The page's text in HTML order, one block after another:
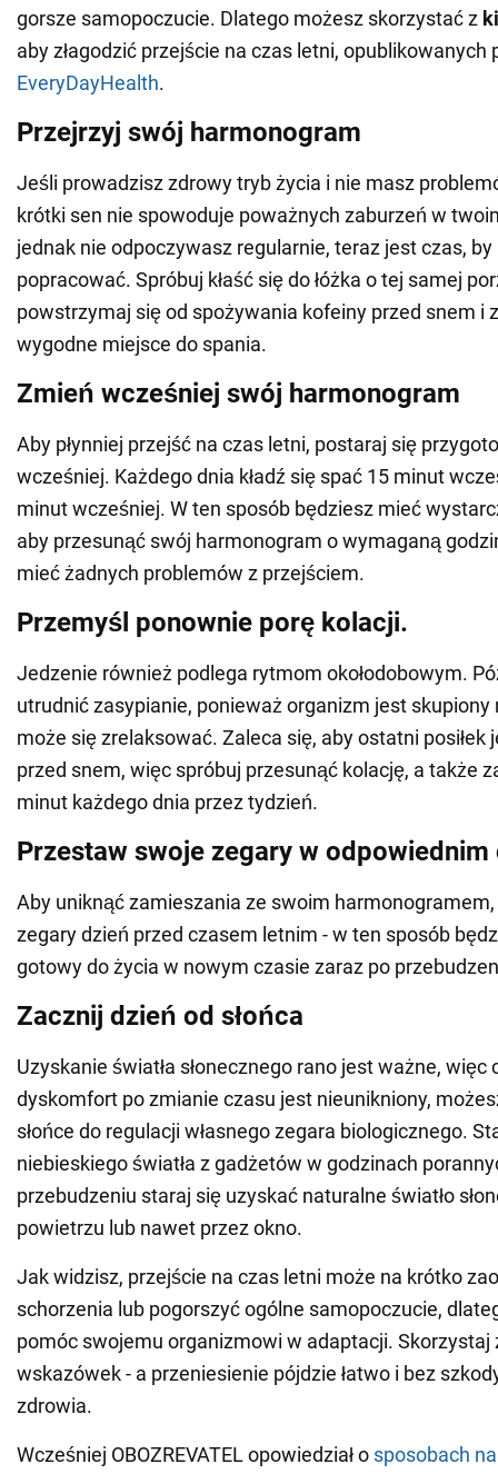
gorsze samopoczucie. Dlatego możesz skorzystać z
aby złagodzić przejście na czas letni, opublikowanych
EveryDayHealth.
Przejrzyj swój harmonogram
Jeśli prowadzisz zdrowy tryb życia i nie masz
krótki sen nie spowoduje poważnych zaburzeń w
jednak nie odpoczywasz regularnie, teraz jest czas,
popracować. Spróbuj kłaść się do łóżka o tej samej
powstrzymaj się od spożywania kofeiny przed snem i
wygodne miejsce do spania.
Zmień wcześniej swój harmonogram
Aby płynniej przejść na czas letni, postaraj się
wcześniej. Każdego dnia kładź się spać 15 minut
minut wcześniej. W ten sposób będziesz mieć
aby przesunąć swój harmonogram o wymaganą
mieć żadnych problemów z przejściem.
Przemyśl ponownie porę kolacji.
Jedzenie również podlega rytmom okołodobowym.
utrudnić zasypianie, ponieważ organizm jest skupiony
może się zrelaksować. Zaleca się, aby ostatni posiłek
przed snem, więc spróbuj przesunąć kolację, a także
minut każdego dnia przez tydzień.
Przestaw swoje zegary w odpowiednim
Aby uniknąć zamieszania ze swoim
zegary dzień przed czasem letnim - w ten sposób
gotowy do życia w nowym czasie zaraz po
Zacznij dzień od słońca
Uzyskanie światła słonecznego rano jest ważne, więc
dyskomfort po zmianie czasu jest nieunikniony,
słońce do regulacji własnego zegara biologicznego.
niebieskiego światła z gadżetów w godzinach
przebudzeniu staraj się uzyskać naturalne światło
powietrzu lub nawet przez okno.
Jak widzisz, przejście na czas letni może na krótko
schorzenia lub pogorszyć ogólne samopoczucie,
pomóc swojemu organizmowi w adaptacji. Skorzystaj
wskazówek - a przeniesienie pójdzie łatwo i bez
zdrowia.
Wcześniej OBOZREVATEL opowiedział o sposobach